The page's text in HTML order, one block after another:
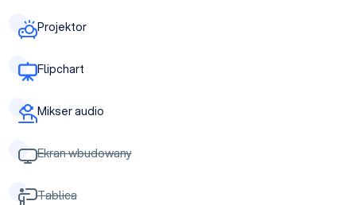
Projektor
Flipchart
Mikser audio
Ekran wbudowany
Tablica